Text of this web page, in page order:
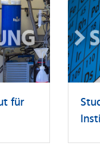
für